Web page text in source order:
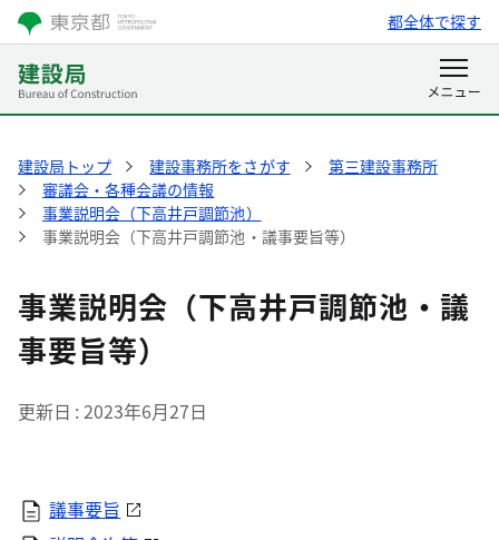
都全体で探す
建設局トップ 建設事務所をさがす
第三建設事務所
審議会・各種会議の情報
事業説明会（下高井戸調節池）
事業説明会（下高井戸調節池・議事要旨等）
事業説明会（下高井戸調節池・議
事要旨等）
更新日 2023年6月27日
議事要旨